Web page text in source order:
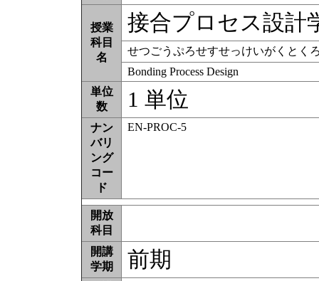
授業
科目
名
接合プロセス設計
せつごうぷろせすせっけいがくとく
Bonding Process Design
単位
数
1 単位
ナン
バリ
ング
コー
ド
EN-PROC-5
開放
科目
開講
学期
前期